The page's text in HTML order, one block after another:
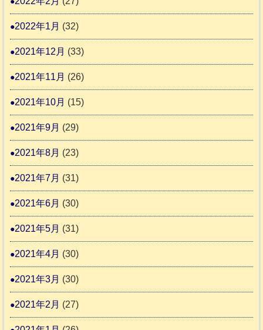
2022年1月 (32)
2021年12月 (33)
2021年11月 (26)
2021年10月 (15)
2021年9月 (29)
2021年8月 (23)
2021年7月 (31)
2021年6月 (30)
2021年5月 (31)
2021年4月 (30)
2021年3月 (30)
2021年2月 (27)